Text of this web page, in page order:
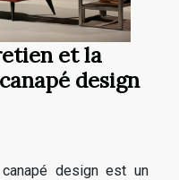
et la
design
design est un